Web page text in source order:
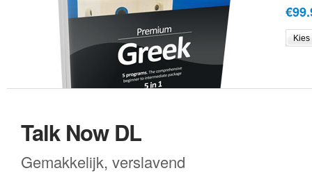
Talk Now DL
Gemakkelijk, verslavend